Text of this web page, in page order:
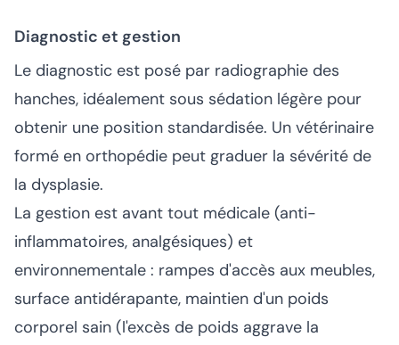
Diagnostic et gestion
Le diagnostic est posé par radiographie des
hanches, idéalement sous sédation légère pour
obtenir une position standardisée. Un vétérinaire
formé en orthopédie peut graduer la sévérité de
la dysplasie.
La gestion est avant tout médicale (anti-
inflammatoires, analgésiques) et
environnementale : rampes d'accès aux meubles,
surface antidérapante, maintien d'un poids
corporel sain (l'excès de poids aggrave la